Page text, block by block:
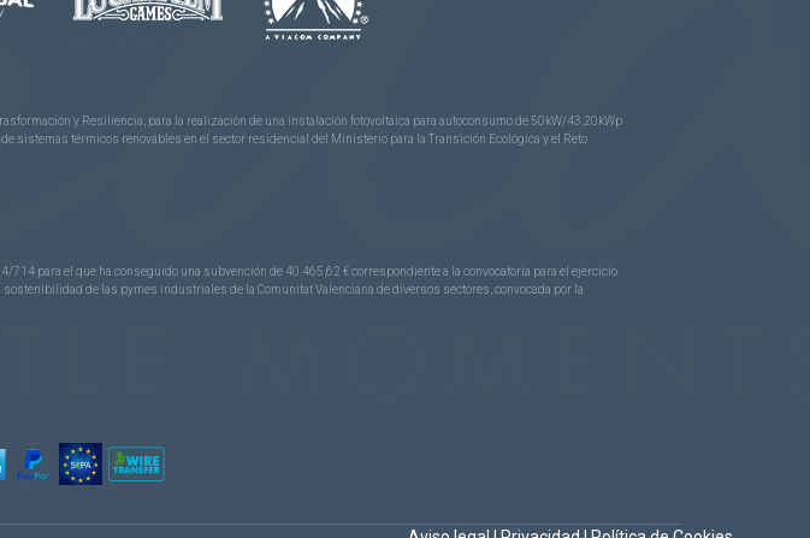
y Resiliencia, para la realización de una instalación fotovoltaica para autoconsumo de 50kW/43,20kWp
sistemas térmicos renovables en el sector residencial del Ministerio para la Transición Ecológica y el Reto
714 para el que ha conseguido una subvención de 40.465,62 € correspondiente a la convocatoria para el ejercicio
de las pymes industriales de la Comunitat Valenciana de diversos sectores, convocada por la